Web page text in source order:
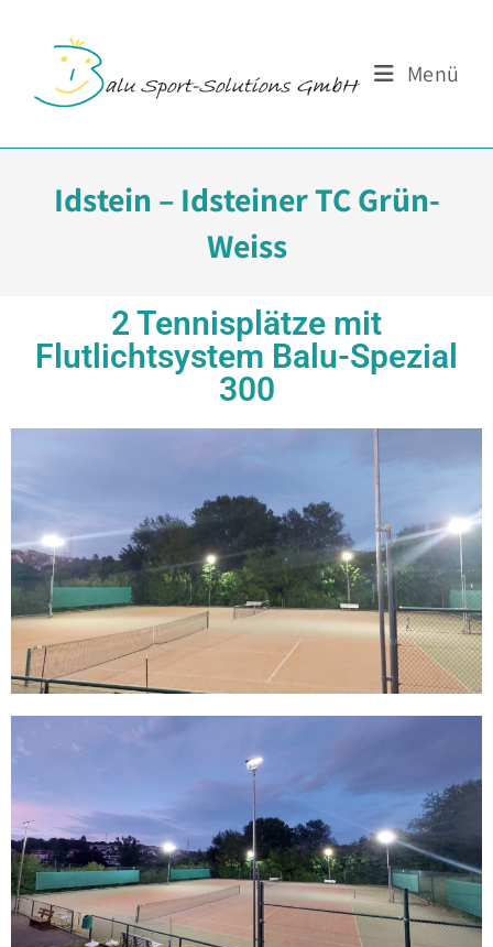
Menü
Idstein – Idsteiner TC Grün-
Weiss
2 Tennisplätze mit
Flutlichtsystem Balu-Spezial
300